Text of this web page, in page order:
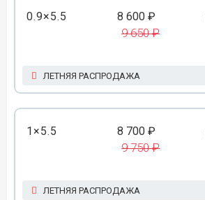
0.9×5.5 8 600 ₽
9 650 ₽
ЛЕТНЯЯ РАСПРОДАЖА
1×5.5 8 700 ₽
9 750 ₽
ЛЕТНЯЯ РАСПРОДАЖА